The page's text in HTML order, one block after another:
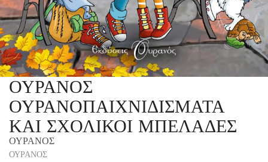
ΟΥΡΑΝΟΣ
ΟΥΡΑΝΟΠΑΙΧΝΙΔΙΣΜΑΤΑ
ΚΑΙ ΣΧΟΛΙΚΟΙ ΜΠΕΛΑΔΕΣ
ΟΥΡΑΝΟΣ
ΟΥΡΑΝΟΣ